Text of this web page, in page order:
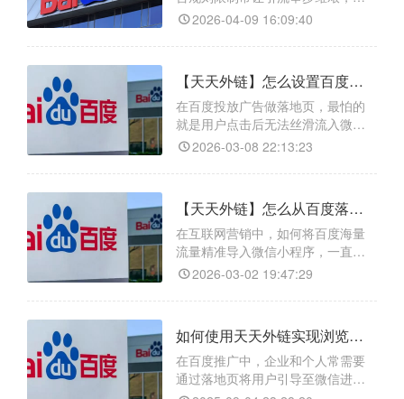
域名保障链接稳定；数据统计，
天天外链正是破局关键。它具备的
合规跳转链接，让百度内容直接对
专属引流页面，提升转化效率；二
维码活码功能，支持动态管理微信
二维码，避免引流失效，轻松打破
平台壁垒。
2026-04-09 16:09:40
【天天外链】怎么设置百度落地页一键跳转微信？
在百度投放广告做落地页，最怕的
就是用户点击后无法丝滑流入微信
私域。借助天天外链，这个难题迎
具，天天外链全场景兼容，支持百
缝拉起微信生态；智能防封技术，
确保链接长期稳定，避免被拦截；
精准数据回传，能与百度广告后台
API对接，实时监测点击与
2026-03-08 22:13:23
【天天外链】怎么从百度落地页跳转微信小程序码？轻松打通公域与私域流量
在互联网营销中，如何将百度海量
流量精准导入微信小程序，一直是
运营者的核心痛点。天天外链作为
解决这一难题——它可以将微信小
链，并生成可在百度落地页直接使
用的跳转小程序码。该工具不仅支
持自定义动态参数，还能实现200张
2026-03-02 19:47:29
如何使用天天外链实现浏览器一键跳转微信，高效连接用户？
在百度推广中，企业和个人常需要
通过落地页将用户引导至微信进行